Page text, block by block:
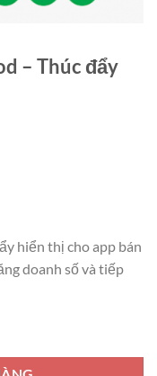
– Thúc đẩy
₫.
hiển thị cho app bán
doanh số và tiếp